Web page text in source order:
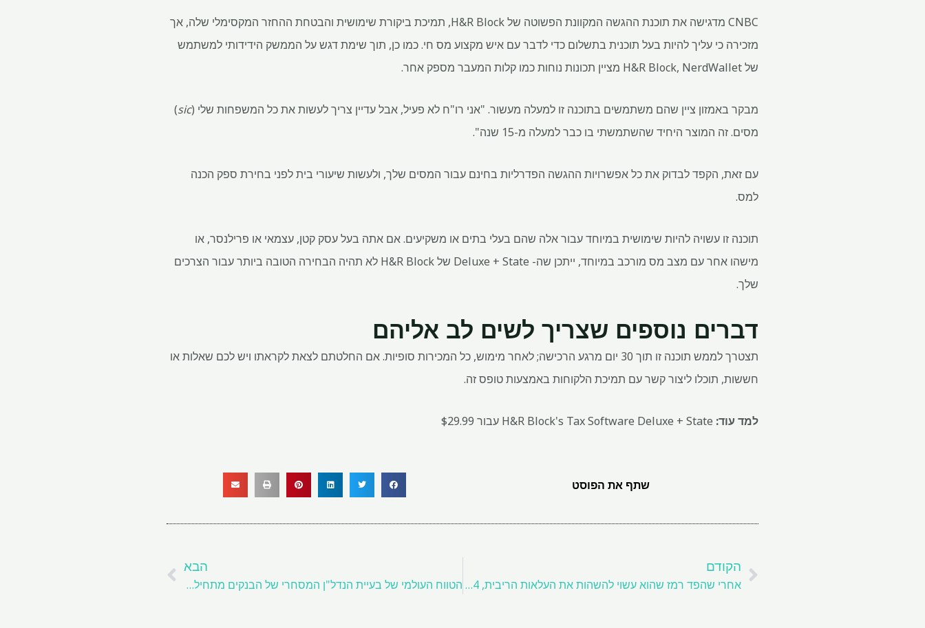
CNBC מדגישה את תוכנת ההגשה המקוונת הפשוטה של ​​H&R Block, תמיכת ביקורת שימושית והבטחת ההחזר המקסימלי שלה, אך
מזכירה כי עליך להיות בעל תוכנית בתשלום כדי לדבר עם איש מקצוע מס חי. כמו כן, תוך שימת דגש על הממשק הידידותי למשתמש
של H&R Block, NerdWallet מציין תכונות נוחות כמו קלות המעבר מספק אחר.
מבקר באמזון ציין שהם משתמשים בתוכנה זו למעלה מעשור. "אני רו"ח לא פעיל, אבל עדיין צריך לעשות את כל המשפחות שלי (sic
)
מסים. זה המוצר היחיד שהשתמשתי בו כבר למעלה מ-15 שנה".
עם זאת, הקפד לבדוק את כל אפשרויות ההגשה הפדרליות בחינם עבור המסים שלך, ולעשות שיעורי בית לפני בחירת ספק הכנה
למס.
תוכנה זו עשויה להיות שימושית במיוחד עבור אלה שהם בעלי בתים או משקיעים. אם אתה בעל עסק קטן, עצמאי או פרילנסר, או
מישהו אחר עם מצב מס מורכב במיוחד, ייתכן שה- Deluxe + State של H&R Block לא תהיה הבחירה הטובה ביותר עבור הצרכים
שלך.
דברים נוספים שצריך לשים לב אליהם
תצטרך לממש תוכנה זו תוך 30 יום מרגע הרכישה; לאחר מימוש, כל המכירות סופיות. אם החלטתם לצאת לקראתו ויש לכם שאלות או
חששות, תוכלו ליצור קשר עם תמיכת הלקוחות באמצעות טופס זה.
למד עוד: H&R Block's Tax Software Deluxe + State עבור $29.99
שתף את הפוסט
קודם
הקודם
אחרי שהפד רמז שהוא עשוי להשהות את העלאות הריבית, 4 דברים לעשות עם הכסף שלך עכשיו.
הבא
הטווח העולמי של בעיית הנדל"ן המסחרי של הבנקים מתחילה באופן מקומי